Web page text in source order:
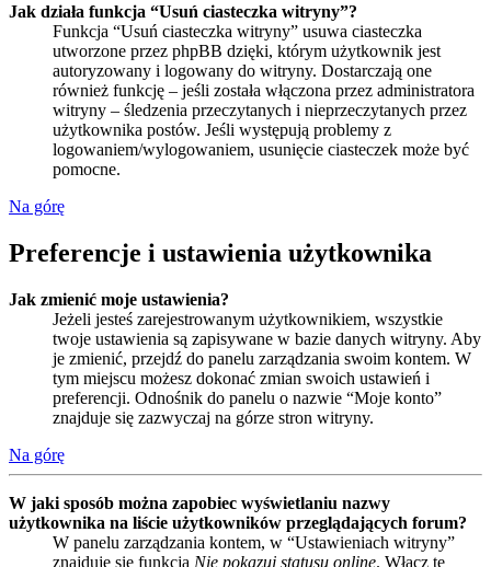
Jak działa funkcja “Usuń ciasteczka witryny”?
Funkcja “Usuń ciasteczka witryny” usuwa ciasteczka
utworzone przez phpBB dzięki, którym użytkownik jest
autoryzowany i logowany do witryny. Dostarczają one
również funkcję – jeśli została włączona przez administratora
witryny – śledzenia przeczytanych i nieprzeczytanych przez
użytkownika postów. Jeśli występują problemy z
logowaniem/wylogowaniem, usunięcie ciasteczek może być
pomocne.
Na górę
Preferencje i ustawienia użytkownika
Jak zmienić moje ustawienia?
Jeżeli jesteś zarejestrowanym użytkownikiem, wszystkie
twoje ustawienia są zapisywane w bazie danych witryny. Aby
je zmienić, przejdź do panelu zarządzania swoim kontem. W
tym miejscu możesz dokonać zmian swoich ustawień i
preferencji. Odnośnik do panelu o nazwie “Moje konto”
znajduje się zazwyczaj na górze stron witryny.
Na górę
W jaki sposób można zapobiec wyświetlaniu nazwy
użytkownika na liście użytkowników przeglądających forum?
W panelu zarządzania kontem, w “Ustawieniach witryny”
znajduje się funkcja Nie pokazuj statusu online. Włącz tę